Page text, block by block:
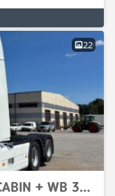
22
Volvo FH540 6x2 EURO6 + XL CABIN + WB 3200mm